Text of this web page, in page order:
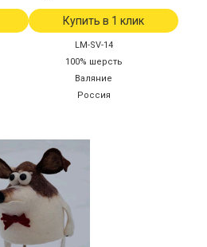
Купить в 1 клик
LM-SV-14
100% шерсть
Валяние
Россия